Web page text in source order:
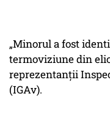
„Minorul a fost
termoviziune din
reprezentanţii
(IGAv).